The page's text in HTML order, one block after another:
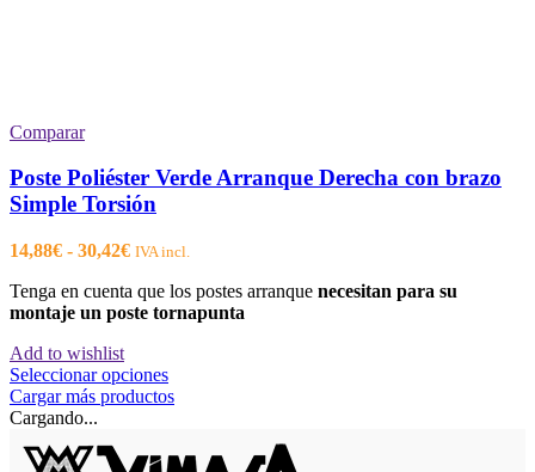
Comparar
Poste Poliéster Verde Arranque Derecha con brazo
Simple Torsión
14,88€ - 30,42€Rango
precios:
desde
30,42€
IVA incl.
Tenga en cuenta que los postes arranque necesitan para su
montaje un poste tornapunta
Add to wishlist
Seleccionar opcionesEste
producto
variantes.
Cargar más productos
Cargando...